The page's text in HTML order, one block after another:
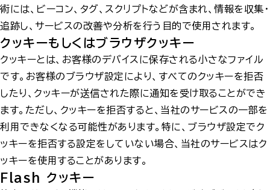
術には、ビーコン、タグ、スクリプトなどが含まれ、情報を収集・
追跡し、サービスの改善や分析を行う目的で使用されます。
クッキーもしくはブラウザクッキー
クッキーとは、お客様のデバイスに保存される小さなファイル
です。お客様のブラウザ設定により、すべてのクッキーを拒否
したり、クッキーが送信された際に通知を受け取ることができ
ます。ただし、クッキーを拒否すると、当社のサービスの一部を
利用できなくなる可能性があります。特に、ブラウザ設定でク
ッキーを拒否する設定をしていない場合、当社のサービスはク
ッキーを使用することがあります。
Flash クッキー